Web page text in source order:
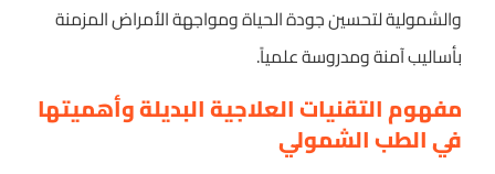
والشمولية لتحسين جودة الحياة ومواجهة الأمراض المزمنة
بأساليب آمنة ومدروسة علمياً.
مفهوم التقنيات العلاجية البديلة وأهميتها
في الطب الشمولي